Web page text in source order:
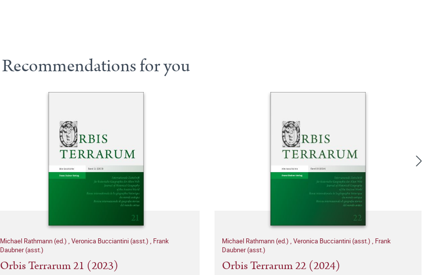
Recommendations for you
Michael Rathmann (ed.) , Veronica Bucciantini (asst.) , Frank
Daubner (asst.)
Orbis Terrarum 21 (2023)
Michael Rathmann (ed.) , Veronica Bucciantini (asst.) , Frank
Daubner (asst.)
Orbis Terrarum 22 (2024)